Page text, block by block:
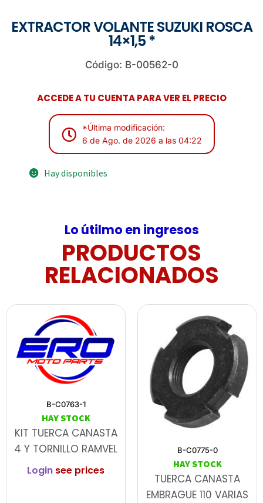
EXTRACTOR VOLANTE SUZUKI ROSCA
14×1,5 *
Código: B-00562-0
ACCEDE A TU CUENTA PARA VER EL PRECIO
*Última modificación:
6 de Ago. de 2026 a las 04:22
Hay disponibles
Lo útilmo en ingresos
PRODUCTOS
RELACIONADOS
B-C0763-1
HAY STOCK
KIT TUERCA CANASTA
4 Y TORNILLO RAMVEL
Login see prices
B-C0775-0
HAY STOCK
TUERCA CANASTA
EMBRAGUE 110 VARIAS